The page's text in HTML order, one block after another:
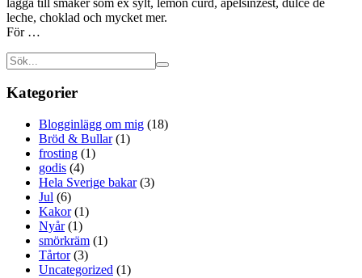
leche, choklad och mycket mer.
För …
Kategorier
Blogginlägg om mig (18)
Bröd & Bullar(1)
frosting (1)
godis (4)
Hela Sverige bakar(3)
Jul (6)
Kakor(1)
Nyår(1)
smörkräm (1)
Tårtor(3)
Uncategorized (1)